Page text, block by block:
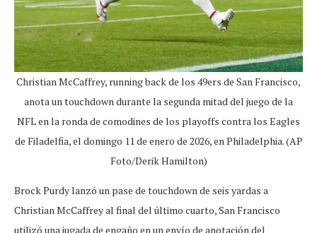
Christian McCaffrey, running back de los 49ers de San Francisco,
anota un touchdown durante la segunda mitad del juego de la
NFL en la ronda de comodines de los playoffs contra los Eagles
de Filadelfia, el domingo 11 de enero de 2026, en Philadelphia. (AP
Foto/Derik Hamilton)
Brock Purdy lanzó un pase de touchdown de seis yardas a
Christian McCaffrey al final del último cuarto, San Francisco
utilizó una jugada de engaño en un envío de anotación del